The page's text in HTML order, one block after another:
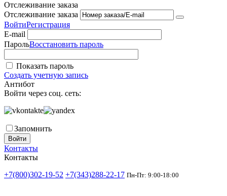
Отслеживание заказа
Отслеживание заказа
ВойтиРегистрация
E-mail
ПарольВосстановить пароль
Показать пароль
Создать учетную запись
Антибот
Войти через соц. сеть:
Запомнить
Войти
Контакты
Контакты
+7(800)302-19-52 +7(343)288-22-17 Пн-Пт: 9:00-18:00